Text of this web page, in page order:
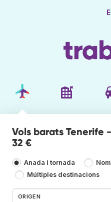
Vols barats Tenerife
32 €
Anada i tornada
Múltiples destinacions
ORIGEN